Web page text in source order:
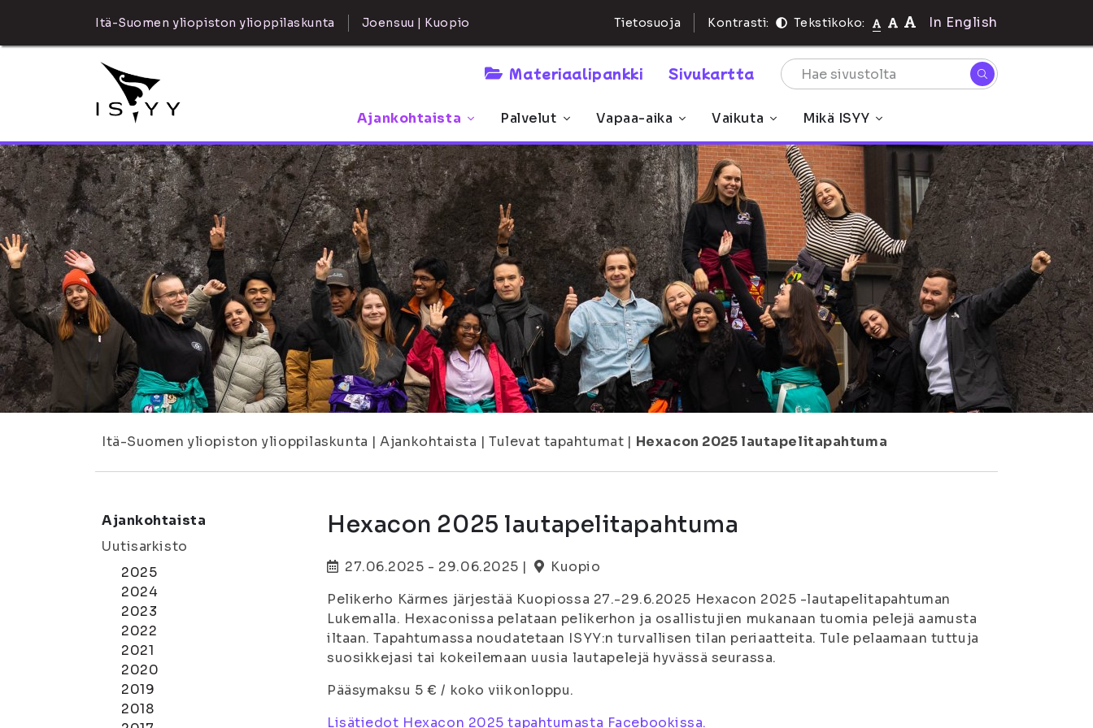
Itä-Suomen yliopiston ylioppilaskunta Joensuu | Kuopio Tietosuoja Kontrasti: Tekstikoko: In English
Materiaalipankki Sivukartta
Ajankohtaista Palvelut Vapaa-aika Vaikuta Mikä ISYY
Itä-Suomen yliopiston ylioppilaskunta | Ajankohtaista | Tulevat tapahtumat | Hexacon 2025 lautapelitapahtuma
Ajankohtaista
Uutisarkisto
2025
2024
2023
2022
2021
2020
2019
2018
Hexacon 2025 lautapelitapahtuma
27.06.2025 - 29.06.2025 |
Kuopio
Pelikerho Kärmes järjestää Kuopiossa 27.-29.6.2025 Hexacon 2025 -lautapelitapahtuman
Lukemalla. Hexaconissa pelataan pelikerhon ja osallistujien mukanaan tuomia pelejä aamusta
iltaan. Tapahtumassa noudatetaan ISYY:n turvallisen tilan periaatteita. Tule pelaamaan tuttuja
suosikkejasi tai kokeilemaan uusia lautapelejä hyvässä seurassa.
Pääsymaksu 5 € / koko viikonloppu.
Lisätiedot Hexacon 2025 tapahtumasta Facebookissa.